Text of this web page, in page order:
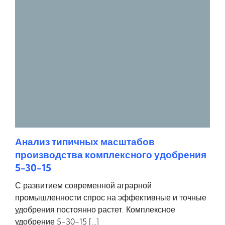
Анализ типичных масштабов
производства комплексного удобрения
5-30-15
С развитием современной аграрной
промышленности спрос на эффективные и точные
удобрения постоянно растет. Комплексное
удобрение 5-30-15 […]